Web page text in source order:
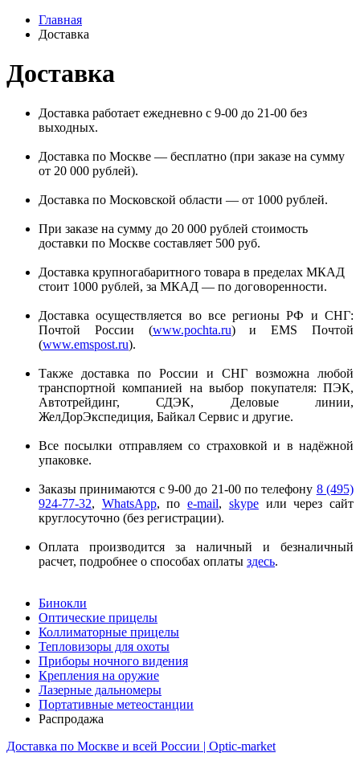
Главная
Доставка
Доставка
Доставка работает ежедневно с 9-00 до 21-00 без
выходных.
Доставка по Москве — бесплатно (при заказе на сумму
от 20 000 рублей).
Доставка по Московской области — от 1000 рублей.
При заказе на сумму до 20 000 рублей стоимость
доставки по Москве составляет 500 руб.
Доставка крупногабаритного товара в пределах МКАД
стоит 1000 рублей, за МКАД — по договоренности.
Доставка осуществляется во все регионы РФ и СНГ:
Почтой России (www.pochta.ru) и EMS Почтой
(www.emspost.ru).
Также доставка по России и СНГ возможна любой
транспортной компанией на выбор покупателя: ПЭК,
Автотрейдинг, СДЭК, Деловые линии,
ЖелДорЭкспедиция, Байкал Сервис и другие.
Все посылки отправляем со страховкой и в надёжной
упаковке.
Заказы принимаются с 9-00 до 21-00 по телефону 8 (495)
924-77-32, WhatsApp, поe-mail, skypeили через сайт
круглосуточно (без регистрации).
Оплата производится за наличный и безналичный
расчет, подробнее о способах оплаты здесь.
Бинокли
Оптические прицелы
Коллиматорные прицелы
Тепловизоры для охоты
Приборы ночного видения
Крепления на оружие
Лазерные дальномеры
Портативные метеостанции
Распродажа
Доставка по Москве и всей России | Optic-market